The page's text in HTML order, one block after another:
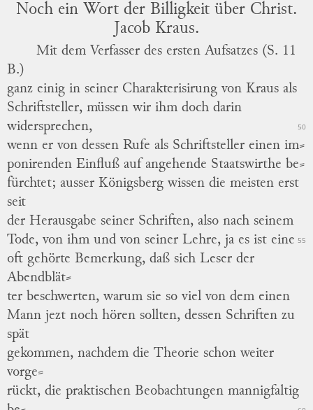
Noch ein Wort der Billigkeit über Christ.
Jacob Kraus.
Mit dem Verfasser des ersten Aufsatzes (S. 11
B.)
ganz einig in seiner Charakterisirung von Kraus als
Schriftsteller, müssen wir ihm doch darin
widersprechen,
50
wenn er von dessen Rufe als Schriftsteller einen im⸗
ponirenden Einfluß auf angehende Staatswirthe be⸗
fürchtet; ausser Königsberg wissen die meisten erst
seit
der Herausgabe seiner Schriften, also nach seinem
Tode, von ihm und von seiner Lehre, ja es ist eine 55
oft gehörte Bemerkung, daß sich Leser der
Abendblät⸗
ter beschwerten, warum sie so viel von dem einen
Mann jezt noch hören sollten, dessen Schriften zu
spät
gekommen, nachdem die Theorie schon weiter
vorge⸗
rückt, die praktischen Beobachtungen mannigfaltig